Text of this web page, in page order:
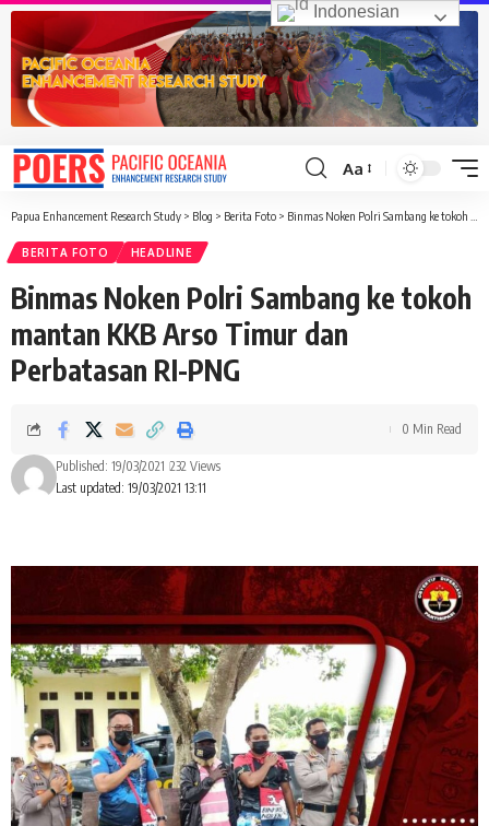
Font
Resizer
Aa
Papua Enhancement Research Study > Blog > Berita Foto > Binmas Noken Polri Sambang ke tokoh mantan KKB Arso Timur dan Perbatasan RI-PNG
BERITA FOTO HEADLINE
Binmas Noken Polri Sambang ke tokoh
mantan KKB Arso Timur dan
Perbatasan RI-PNG
Last updated: 19/03/2021 13:11
Published: 19/03/2021 232 Views
0 Min Read
Indonesian